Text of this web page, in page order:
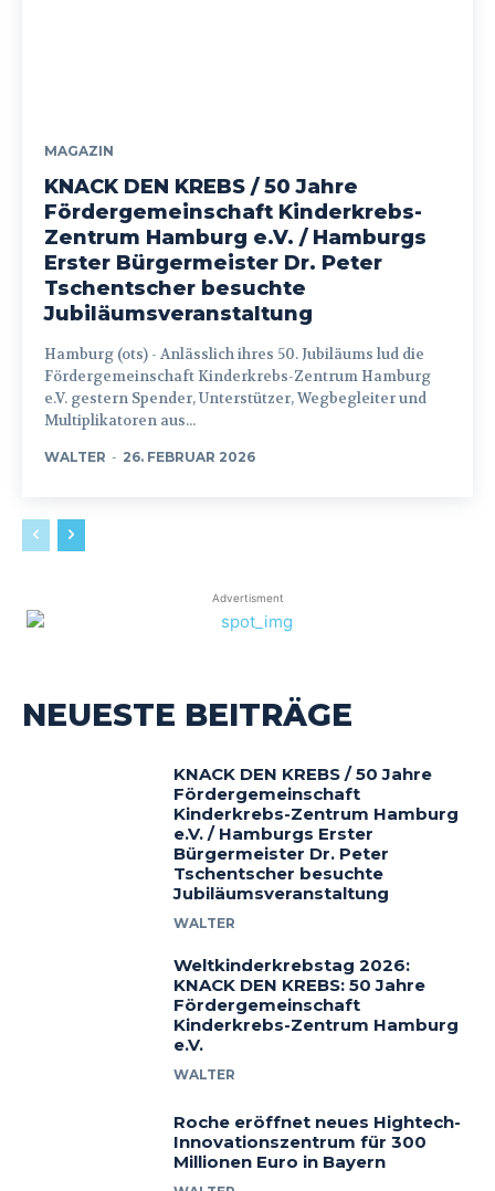
MAGAZIN
KNACK DEN KREBS / 50 Jahre
Fördergemeinschaft Kinderkrebs-
Zentrum Hamburg e.V. / Hamburgs
Erster Bürgermeister Dr. Peter
Tschentscher besuchte
Jubiläumsveranstaltung
Hamburg (ots) - Anlässlich ihres 50. Jubiläums lud die
Fördergemeinschaft Kinderkrebs-Zentrum Hamburg
e.V. gestern Spender, Unterstützer, Wegbegleiter und
Multiplikatoren aus...
WALTER - 26. FEBRUAR 2026
Advertisment
NEUESTE BEITRÄGE
KNACK DEN KREBS / 50 Jahre
Fördergemeinschaft
Kinderkrebs-Zentrum Hamburg
e.V. / Hamburgs Erster
Bürgermeister Dr. Peter
Tschentscher besuchte
Jubiläumsveranstaltung
WALTER
Weltkinderkrebstag 2026:
KNACK DEN KREBS: 50 Jahre
Fördergemeinschaft
Kinderkrebs-Zentrum Hamburg
e.V.
WALTER
Roche eröffnet neues Hightech-
Innovationszentrum für 300
Millionen Euro in Bayern